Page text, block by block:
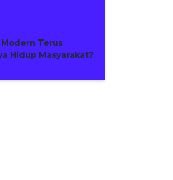
Terus
Hidup Masyarakat?